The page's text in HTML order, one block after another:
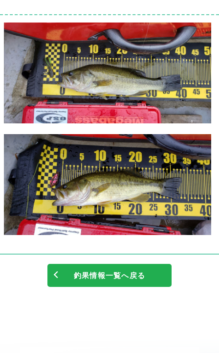
釣果情報一覧へ戻る